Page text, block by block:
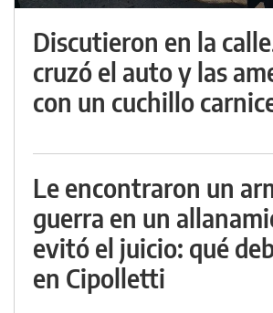
Discutieron en la
cruzó el auto y las
con un cuchillo
Le encontraron un
guerra en un
evitó el juicio: qué
en Cipolletti